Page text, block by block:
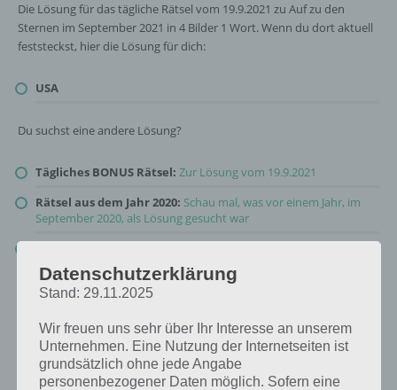
Die Lösung für das tägliche Rätsel vom 19.9.2021 zu Auf zu den
Sternen im September 2021 in 4 Bilder 1 Wort. Wenn du dort aktuell
feststeckst, hier die Lösung für dich:
USA
Du suchst eine andere Lösung?
Tägliches BONUS Rätsel: Zur Lösung vom 19.9.2021
Rätsel aus dem Jahr 2020: Schau mal, was vor einem Jahr, im
September 2020, als Lösung gesucht war
im September 2021
Datenschutzerklärung
Stand: 29.11.2025
Wir freuen uns sehr über Ihr Interesse an unserem
Unternehmen. Eine Nutzung der Internetseiten ist
grundsätzlich ohne jede Angabe
personenbezogener Daten möglich. Sofern eine